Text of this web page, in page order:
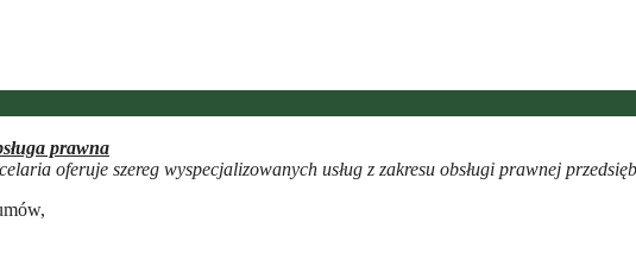
prawna
oferuje szereg wyspecjalizowanych usług z zakresu obsługi prawnej